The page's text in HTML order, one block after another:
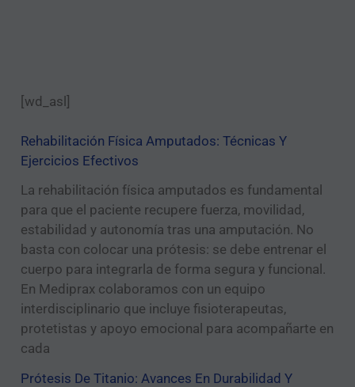
[wd_asl]
Rehabilitación Física Amputados: Técnicas Y
Ejercicios Efectivos
La rehabilitación física amputados es fundamental
para que el paciente recupere fuerza, movilidad,
estabilidad y autonomía tras una amputación. No
basta con colocar una prótesis: se debe entrenar el
cuerpo para integrarla de forma segura y funcional.
En Mediprax colaboramos con un equipo
interdisciplinario que incluye fisioterapeutas,
protetistas y apoyo emocional para acompañarte en
cada
Prótesis De Titanio: Avances En Durabilidad Y